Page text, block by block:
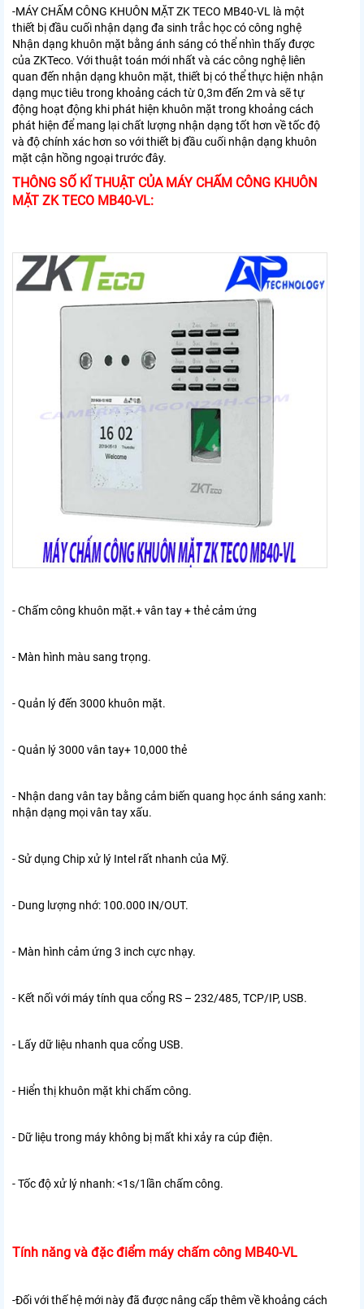
-MÁY CHẤM CÔNG KHUÔN MẶT ZK TECO MB40-VL
là một
thiết bị đầu cuối nhận dạng đa sinh trắc học có công nghệ
Nhận dạng khuôn mặt bằng ánh sáng có thể nhìn thấy được
của ZKTeco. Với thuật toán mới nhất và các công nghệ liên
quan đến nhận dạng khuôn mặt, thiết bị có thể thực hiện nhận
dạng mục tiêu trong khoảng cách từ 0,3m đến 2m và sẽ tự
động hoạt động khi phát hiện khuôn mặt trong khoảng cách
phát hiện để mang lại chất lượng nhận dạng tốt hơn về tốc độ
và độ chính xác hơn so với thiết bị đầu cuối nhận dạng khuôn
mặt cận hồng ngoại trước đây.
THÔNG SỐ KĨ THUẬT CỦA MÁY CHẤM CÔNG KHUÔN
MẶT ZK TECO MB40-VL:
- Chấm công khuôn mặt.+ vân tay + thẻ cảm ứng
- Màn hình màu sang trọng.
- Quản lý đến 3000 khuôn mặt.
- Quản lý 3000 vân tay+ 10,000 thẻ
- Nhận dang vân tay bằng cảm biến quang học ánh sáng xanh:
nhận dạng mọi vân tay xấu.
- Sử dụng Chip xử lý Intel rất nhanh của Mỹ.
- Dung lượng nhớ: 100.000 IN/OUT.
- Màn hình cảm ứng 3 inch cực nhạy.
- Kết nối với máy tính qua cổng RS – 232/485, TCP/IP, USB.
- Lấy dữ liệu nhanh qua cổng USB.
- Hiển thị khuôn mặt khi chấm công.
- Dữ liệu trong máy không bị mất khi xảy ra cúp điện.
- Tốc độ xử lý nhanh: <1s/1lần chấm công.
Tính năng và đặc điểm máy chấm công MB40-VL
-Đối với thế hệ mới này đã được nâng cấp thêm về khoảng cách